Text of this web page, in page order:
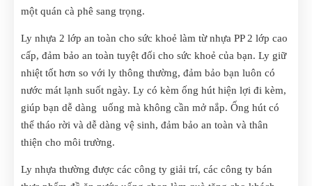
một quán cà phê sang trọng.
Ly nhựa 2 lớp an toàn cho sức khoẻ làm từ nhựa PP 2 lớp cao
cấp, đảm bảo an toàn tuyệt đối cho sức khoẻ của bạn. Ly giữ
nhiệt tốt hơn so với ly thông thường, đảm bảo bạn luôn có
nước mát lạnh suốt ngày. Ly có kèm ống hút hiện lợi đi kèm,
giúp bạn dễ dàng uống mà không cần mở nắp. Ống hút có
thể tháo rời và dễ dàng vệ sinh, đảm bảo an toàn và thân
thiện cho môi trường.
Ly nhựa thường được các công ty giải trí, các công ty bán